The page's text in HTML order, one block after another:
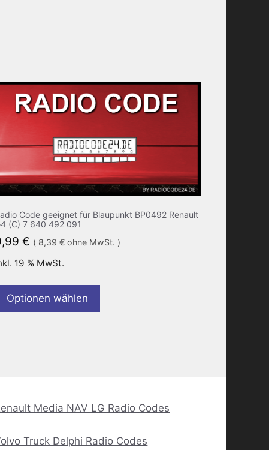
Code geeignet für Blaupunkt BP0492 Renault
(C) 7 640 492 091
€ ( 8,39 €ohne MwSt. )
19 % MwSt.
Optionen wählen
Media NAV LG Radio Codes
Truck Delphi Radio Codes